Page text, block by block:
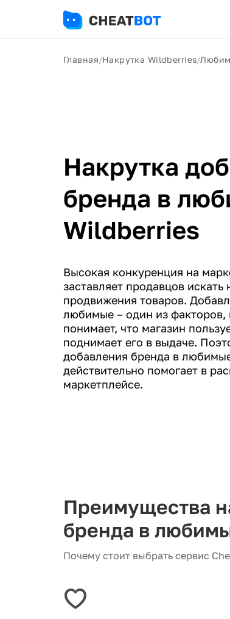
Главная/Накрутка Wildberries/
Накрутка
бренда в
Wildberries
Высокая конкуренция на
заставляет продавцов
продвижения товаров.
любимые – один из факторов,
понимает, что магазин
поднимает его в выдаче.
добавления бренда в
действительно помогает в
маркетплейсе.
Преимущества
бренда в
Почему стоит выбрать сервис